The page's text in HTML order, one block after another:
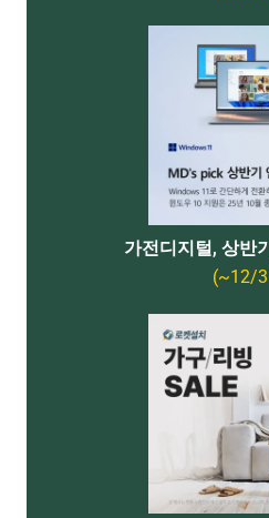
가전디지털, 상반
(~12/